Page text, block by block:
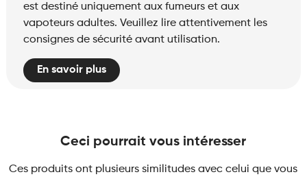
est destiné uniquement aux fumeurs et aux
vapoteurs adultes. Veuillez lire attentivement les
consignes de sécurité avant utilisation.
En savoir plus
Ceci pourrait vous intéresser
Ces produits ont plusieurs similitudes avec celui que vous